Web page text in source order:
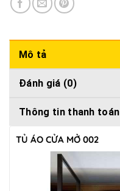
Mô tả
Đánh giá (0)
Thông tin thanh toán
TỦ ÁO CỬA MỞ 002